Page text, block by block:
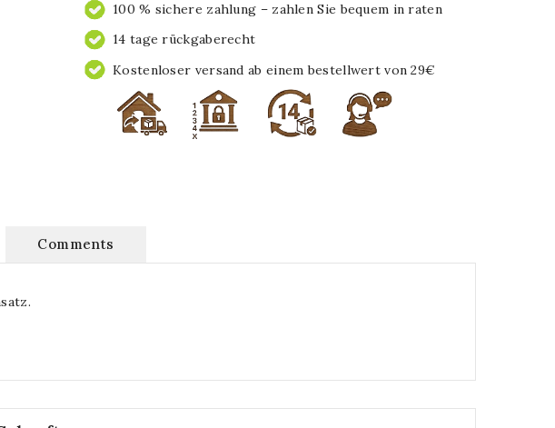
100 % sichere zahlung – zahlen Sie bequem in raten
14 tage rückgaberecht
Kostenloser versand ab einem bestellwert von 29€
Comments